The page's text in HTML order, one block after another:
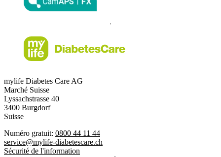
mylife Diabetes Care AG
Marché Suisse
Lyssachstrasse 40
3400 Burgdorf
Suisse
Numéro gratuit: 0800 44 11 44
service@mylife-diabetescare.ch
Sécurité de l'information